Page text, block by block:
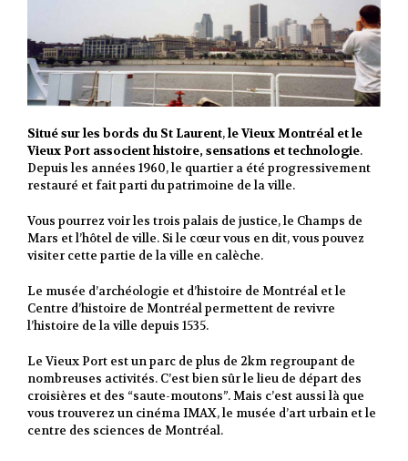
Situé sur les bords du St Laurent,le Vieux Montréal et le
Vieux Port associent histoire, sensations et technologie.
Depuis les années 1960, le quartier a été progressivement
restauré et fait parti du patrimoine de la ville.
Vous pourrez voir les trois palais de justice, le Champs de
Mars et l’hôtel de ville. Si le cœur vous en dit, vous pouvez
visiter cette partie de la ville en calèche.
Le musée d’archéologie et d’histoire de Montréal et le
Centre d’histoire de Montréal permettent de revivre
l’histoire de la ville depuis 1535.
Le Vieux Port est un parc de plus de 2km regroupant de
nombreuses activités. C’est bien sûr le lieu de départ des
croisières et des “saute-moutons”. Mais c’est aussi là que
vous trouverez un cinéma IMAX, le musée d’art urbain et le
centre des sciences de Montréal.